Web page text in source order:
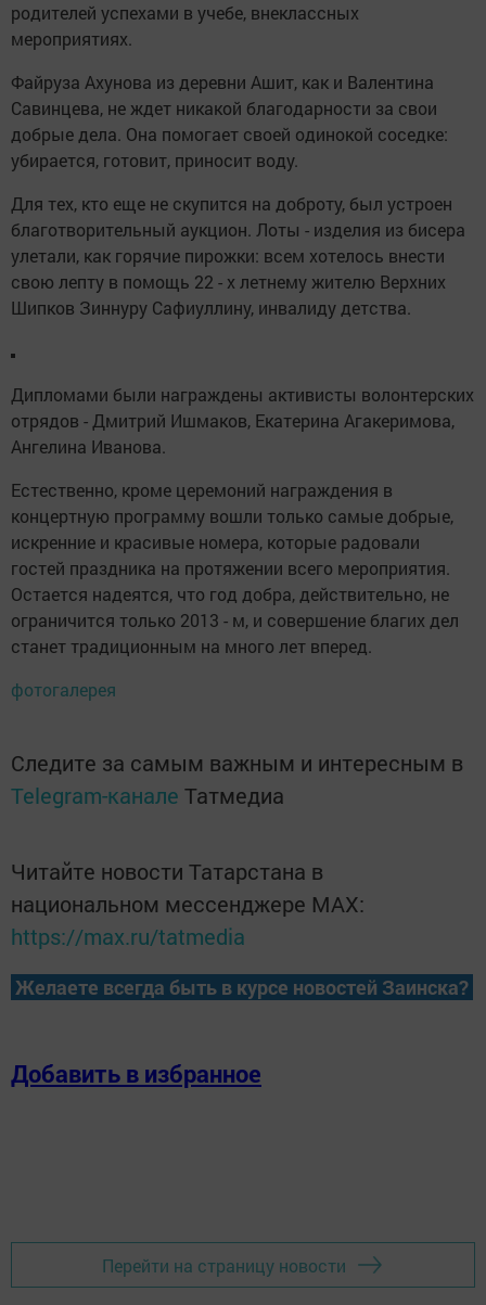
родителей успехами в учебе, внеклассных
мероприятиях.
Файруза Ахунова из деревни Ашит, как и Валентина
Савинцева, не ждет никакой благодарности за свои
добрые дела. Она помогает своей одинокой соседке:
убирается, готовит, приносит воду.
Для тех, кто еще не скупится на доброту, был устроен
благотворительный аукцион. Лоты - изделия из бисера
улетали, как горячие пирожки: всем хотелось внести
свою лепту в помощь 22 - х летнему жителю Верхних
Шипков Зиннуру Сафиуллину, инвалиду детства.
Дипломами были награждены активисты волонтерских
отрядов - Дмитрий Ишмаков, Екатерина Агакеримова,
Ангелина Иванова.
Естественно, кроме церемоний награждения в
концертную программу вошли только самые добрые,
искренние и красивые номера, которые радовали
гостей праздника на протяжении всего мероприятия.
Остается надеятся, что год добра, действительно, не
ограничится только 2013 - м, и совершение благих дел
станет традиционным на много лет вперед.
фотогалерея
Следите за самым важным и интересным в
Telegram-канале Татмедиа
Читайте новости Татарстана в
национальном мессенджере MАХ:
https://max.ru/tatmedia
Желаете всегда быть в курсе новостей Заинска?
Добавить в избранное
Перейти на страницу новости